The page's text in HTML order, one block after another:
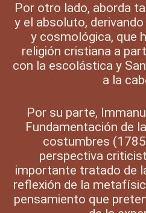
Por otro lado, aborda
y el absoluto,
y cosmológica, que
religión cristiana a
con la escolástica y
a la
Por su parte,
Fundamentación de
costumbres
perspectiva
importante tratado de
reflexión de la
pensamiento que